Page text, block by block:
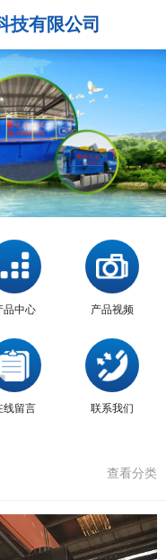
技有限公司
品中心 产品视频
线留言 联系我们
查看分类